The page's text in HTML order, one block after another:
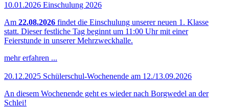
10.01.2026 Einschulung 2026
Am 22.08.2026 findet die Einschulung unserer neuen 1. Klasse
statt. Dieser festliche Tag beginnt um 11:00 Uhr mit einer
Feierstunde in unserer Mehrzweckhalle.
mehr erfahren ...
20.12.2025 Schülerschul-Wochenende am 12./13.09.2026
An diesem Wochenende geht es wieder nach Borgwedel an der
Schlei!